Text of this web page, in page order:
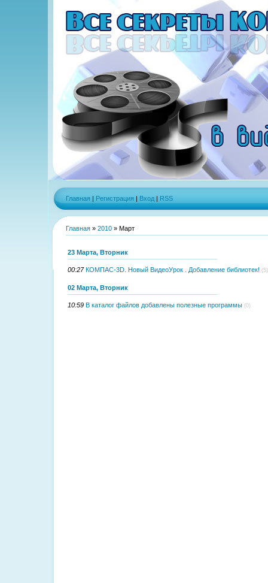
Главная | Регистрация | Вход | RSS
Главная » 2010 » Март
23 Марта, Вторник
00:27 КОМПАС-3D. Новый ВидеоУрок . Добавление библиотек! (5)
02 Марта, Вторник
10:59 В каталог файлов добавлены полезные программы (0)